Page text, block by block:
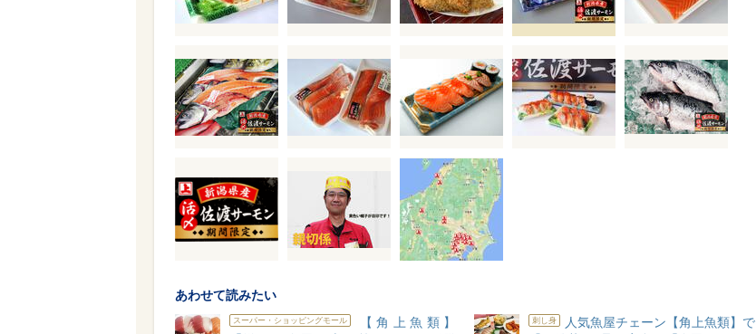
あわせて読みたい
スーパー・ショッピングモール
【角上魚類】
刺し身
人気魚屋チェーン【角上魚類】で